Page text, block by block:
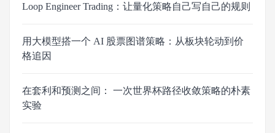
Loop Engineer Trading：让量化策略自己写自己的规则
用大模型搭一个 AI 股票图谱策略：从板块轮动到价
格追因
在套利和预测之间： 一次世界杯路径收敛策略的朴素
实验